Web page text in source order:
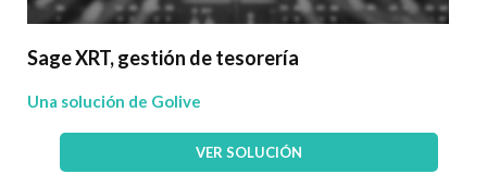
Sage XRT, gestión de tesorería
Una solución de Golive
VER SOLUCIÓN